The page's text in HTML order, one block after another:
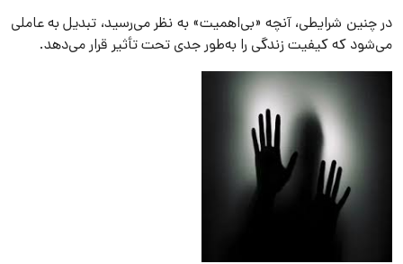
در چنین شرایطی، آنچه «بی‌اهمیت» به نظر می‌رسید، تبدیل به عاملی
می‌شود که کیفیت زندگی را به‌طور جدی تحت تأثیر قرار می‌دهد.